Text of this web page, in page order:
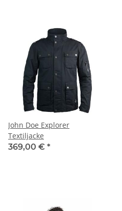
John Doe Explorer
Textiljacke
369,00 € *